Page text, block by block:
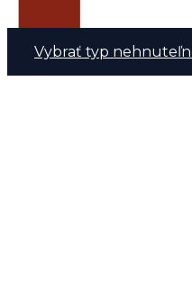
Vybrať typ